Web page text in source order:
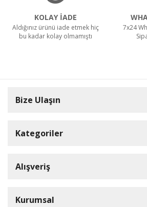
KOLAY İADE
Aldığınız ürünü iade etmek hiç
bu kadar kolay olmamıştı
7x24
Bize Ulaşın
0(352) 231 92 94
Kategoriler
Rulopak
Ermop
Alışveriş
Kurumsal